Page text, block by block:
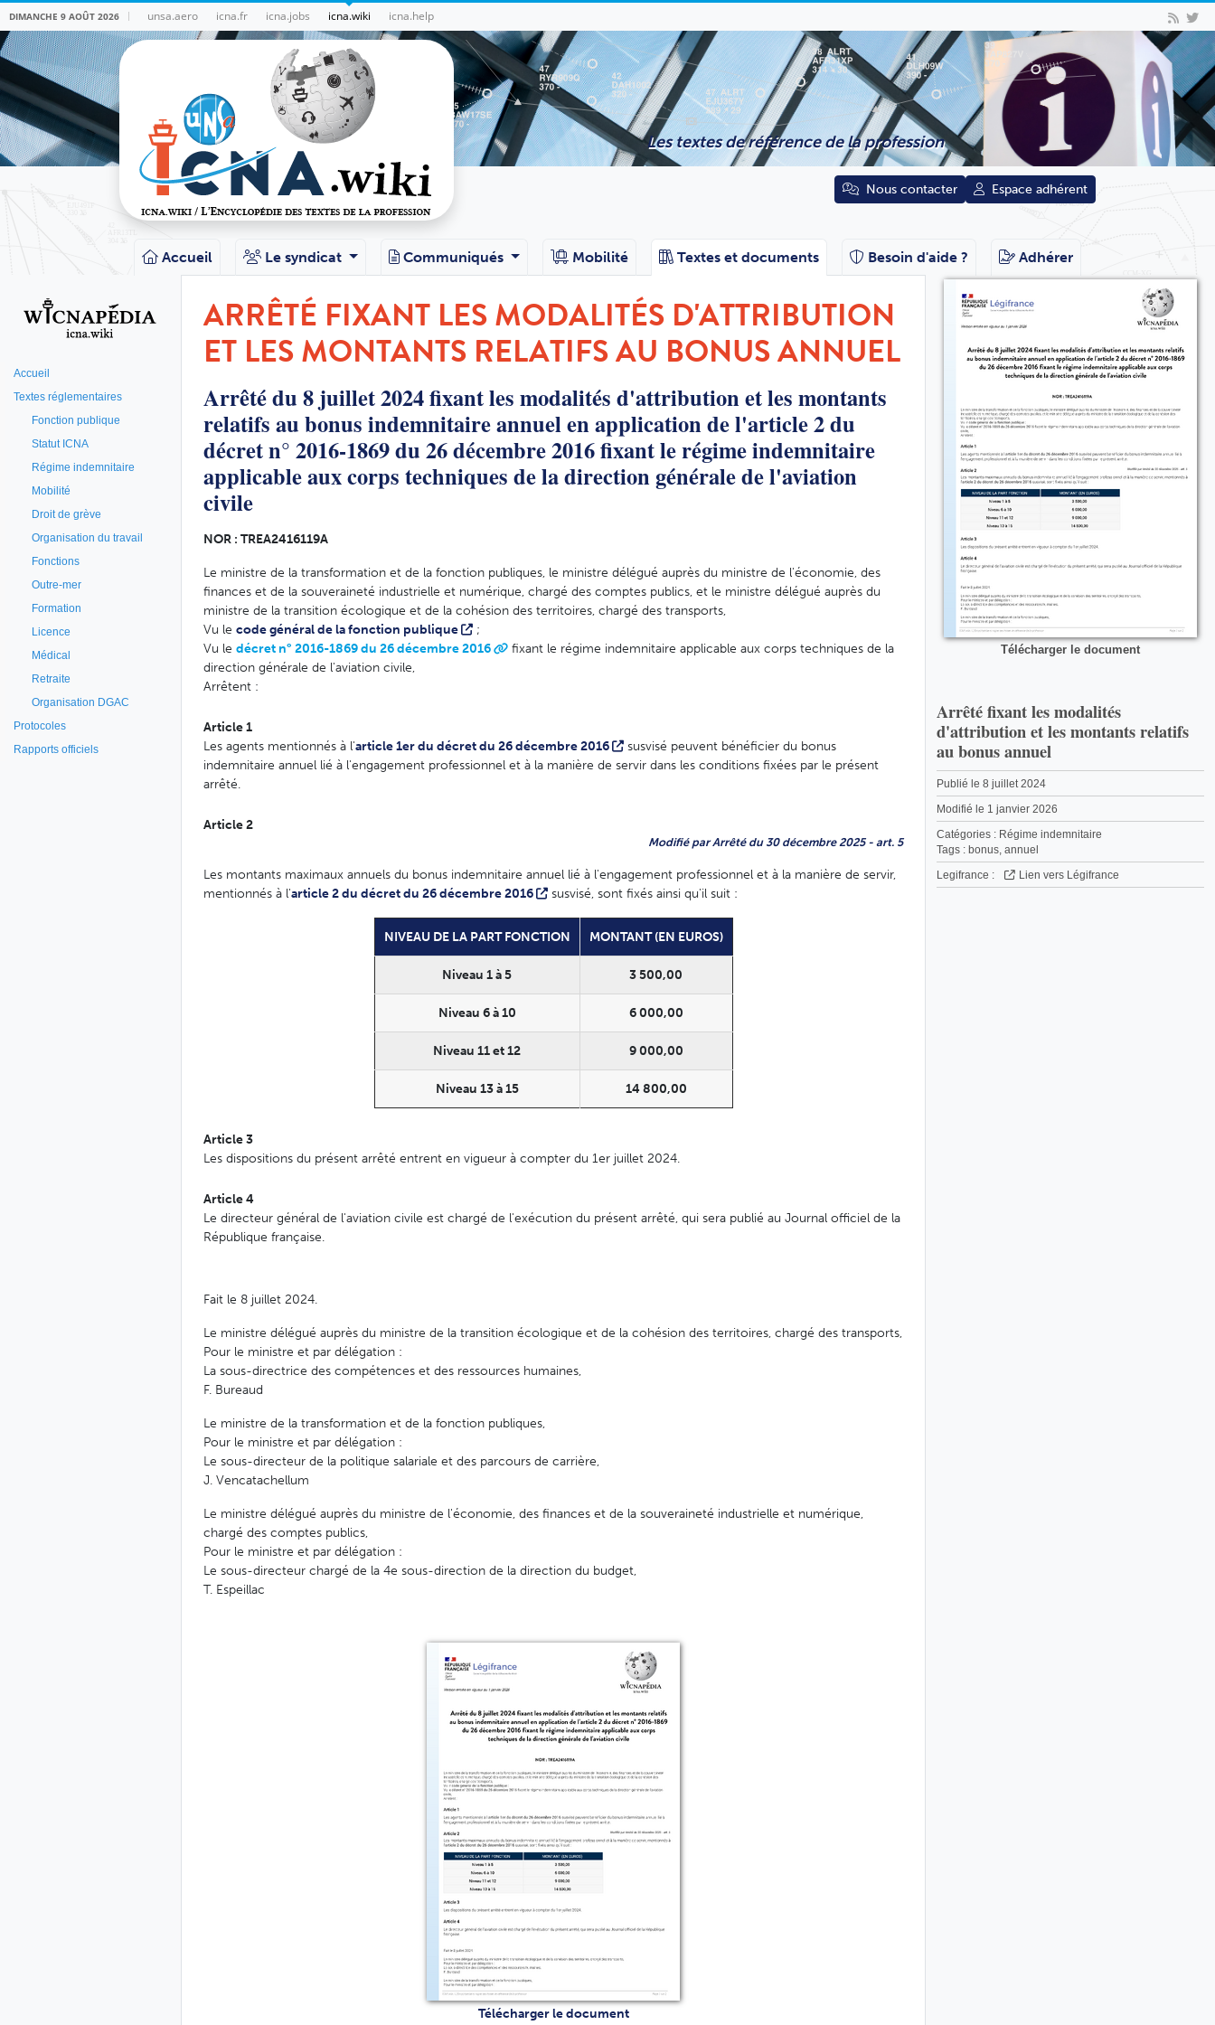
DIMANCHE 9 AOÛT 2026 unsa.aero icna.fr icna.jobs icna.wiki icna.help
Les textes de référence de la profession
Nous contacter Espace adhérent
Accueil Le syndicat Communiqués Mobilité Textes et documents Besoin d'aide ? Adhérer
Accueil
Textes réglementaires
Fonction publique
Statut ICNA
Régime indemnitaire
Mobilité
Droit de grève
Organisation du travail
Fonctions
Outre-mer
Formation
Licence
Médical
Retraite
Organisation DGAC
Protocoles
Rapports officiels
ARRÊTÉ FIXANT LES MODALITÉS D'ATTRIBUTION
ET LES MONTANTS RELATIFS AU BONUS ANNUEL
Arrêté du 8 juillet 2024 fixant les modalités d'attribution et les montants
relatifs au bonus indemnitaire annuel en application de l'article 2 du
décret n° 2016-1869 du 26 décembre 2016 fixant le régime indemnitaire
applicable aux corps techniques de la direction générale de l'aviation
civile
NOR : TREA2416119A
Le ministre de la transformation et de la fonction publiques, le ministre délégué auprès du ministre de l'économie, des
finances et de la souveraineté industrielle et numérique, chargé des comptes publics, et le ministre délégué auprès du
ministre de la transition écologique et de la cohésion des territoires, chargé des transports,
Vu le code général de la fonction publique
;
Vu le décret n° 2016-1869 du 26 décembre 2016
fixant le régime indemnitaire applicable aux corps techniques de la
direction générale de l'aviation civile,
Arrêtent :
Article 1
Les agents mentionnés à l'article 1er du décret du 26 décembre 2016
susvisé peuvent bénéficier du bonus
indemnitaire annuel lié à l'engagement professionnel et à la manière de servir dans les conditions fixées par le présent
arrêté.
Article 2
Modifié par Arrêté du 30 décembre 2025 - art. 5
Les montants maximaux annuels du bonus indemnitaire annuel lié à l'engagement professionnel et à la manière de servir,
mentionnés à l'article 2 du décret du 26 décembre 2016 susvisé, sont fixés ainsi qu'il suit :
NIVEAU DE LA PART FONCTION MONTANT (EN EUROS)
Niveau 1 à 5 3 500,00
Niveau 6 à 10 6 000,00
Niveau 11 et 12 9 000,00
Niveau 13 à 15 14 800,00
Article 3
Les dispositions du présent arrêté entrent en vigueur à compter du 1er juillet 2024.
Article 4
Le directeur général de l'aviation civile est chargé de l'exécution du présent arrêté, qui sera publié au Journal officiel de la
République française.
Fait le 8 juillet 2024.
Le ministre délégué auprès du ministre de la transition écologique et de la cohésion des territoires, chargé des transports,
Pour le ministre et par délégation :
La sous-directrice des compétences et des ressources humaines,
F. Bureaud
Le ministre de la transformation et de la fonction publiques,
Pour le ministre et par délégation :
Le sous-directeur de la politique salariale et des parcours de carrière,
J. Vencatachellum
Le ministre délégué auprès du ministre de l'économie, des finances et de la souveraineté industrielle et numérique,
chargé des comptes publics,
Pour le ministre et par délégation :
Le sous-directeur chargé de la 4e sous-direction de la direction du budget,
T. Espeillac
Télécharger le document
Télécharger le document
Arrêté fixant les modalités
d'attribution et les montants relatifs
au bonus annuel
Publié le 8 juillet 2024
Modifié le 1 janvier 2026
Catégories : Régime indemnitaire
Tags : bonus annuel
Legifrance : Lien vers Légifrance